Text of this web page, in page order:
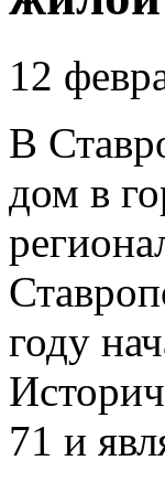
12
В
дом в
году
71 и